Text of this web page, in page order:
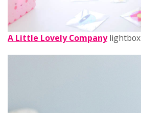
A Little Lovely Companylightbox